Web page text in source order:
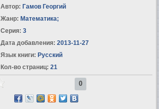
Автор: Гамов Георгий
Жанр: Математика;
Серия: 3
Дата добавления: 2013-11-27
Язык книги: Русский
Кол-во страниц: 21
0